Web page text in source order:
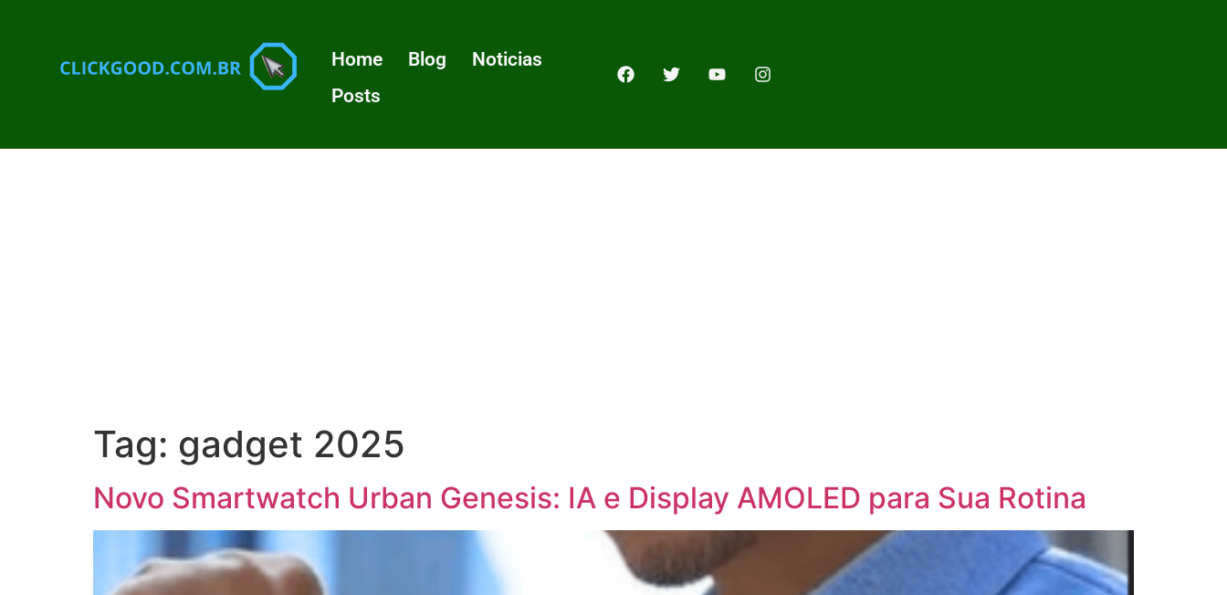
Home Blog
Noticias
Posts
Tag: gadget 2025
Novo Smartwatch Urban Genesis: IA e Display AMOLED para Sua Rotina